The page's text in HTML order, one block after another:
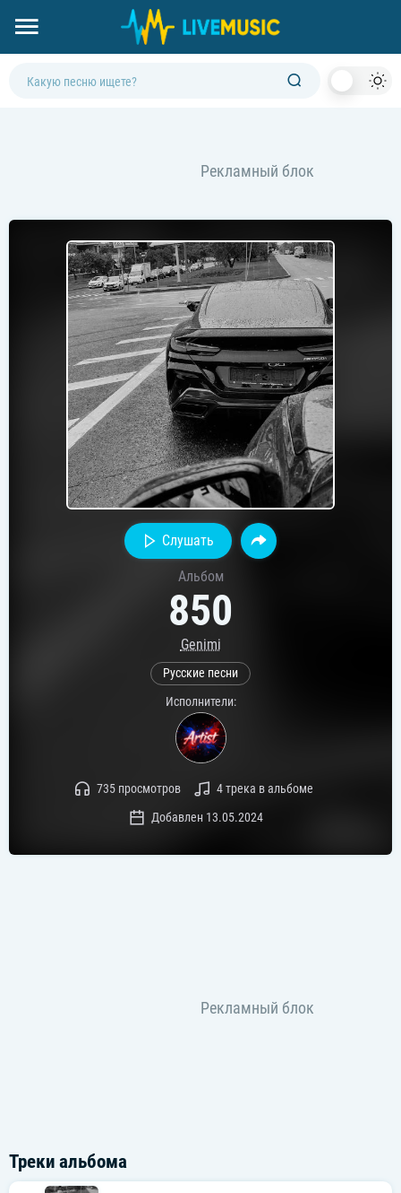
Слушать
Альбом
850
Genimi
Русские песни
Исполнители:
735 просмотров
4 трека в альбоме
Добавлен 13.05.2024
Треки альбома